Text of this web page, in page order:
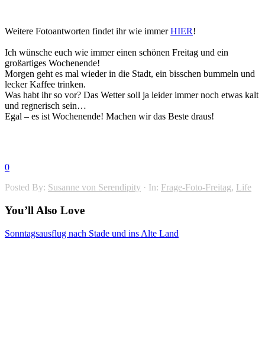
Weitere Fotoantworten findet ihr wie immerHIER!
Ich wünsche euch wie immer einen schönen Freitag und ein
großartiges Wochenende!
Morgen geht es mal wieder in die Stadt, ein bisschen bummeln und
lecker Kaffee trinken.
Was habt ihr so vor? Das Wetter soll ja leider immer noch etwas kalt
und regnerisch sein…
Egal – es ist Wochenende! Machen wir das Beste draus!
0
Posted By: Susanne von Serendipity · In: Frage-Foto-Freitag, Life
You’ll Also Love
Sonntagsausflug nach Stade und ins Alte Land